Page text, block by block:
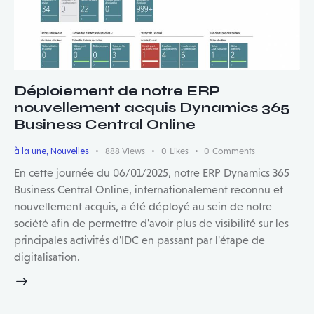
Déploiement de notre ERP
nouvellement acquis Dynamics 365
Business Central Online
à la une, Nouvelles 888 Views 0 Likes 0 Comments
En cette journée du 06/01/2025, notre ERP Dynamics 365
Business Central Online, internationalement reconnu et
nouvellement acquis, a été déployé au sein de notre
société afin de permettre d'avoir plus de visibilité sur les
principales activités d'IDC en passant par l'étape de
digitalisation.